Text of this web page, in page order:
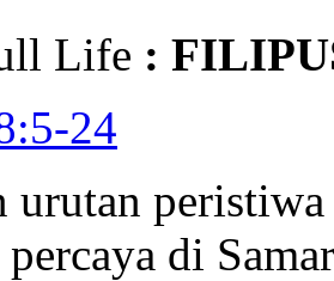
Life :
24
urutan
percaya di